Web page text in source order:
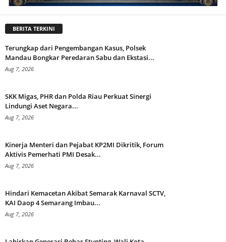
BERITA TERKINI
Terungkap dari Pengembangan Kasus, Polsek
Mandau Bongkar Peredaran Sabu dan Ekstasi...
Aug 7, 2026
SKK Migas, PHR dan Polda Riau Perkuat Sinergi
Lindungi Aset Negara...
Aug 7, 2026
Kinerja Menteri dan Pejabat KP2MI Dikritik, Forum
Aktivis Pemerhati PMI Desak...
Aug 7, 2026
Hindari Kemacetan Akibat Semarak Karnaval SCTV,
KAI Daop 4 Semarang Imbau...
Aug 7, 2026